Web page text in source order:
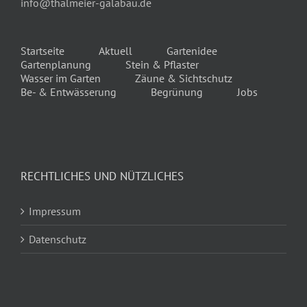
info@thalmeier-galabau.de
Startseite Aktuell
Gartenidee
Gartenplanung
Stein & Pflaster
Wasser im Garten
Zäune & Sichtschutz
Be- & Entwässerung
Begrünung Jobs
RECHTLICHES UND NÜTZLICHES
Impressum
Datenschutz